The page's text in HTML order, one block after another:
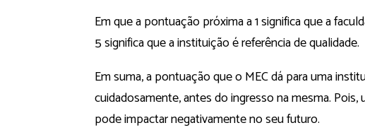
Em que a pontuação próxima a 1 significa que a
5 significa que a instituição é referência de qualidade.
Em suma, a pontuação que o MEC dá para uma
cuidadosamente, antes do ingresso na mesma.
pode impactar negativamente no seu futuro.